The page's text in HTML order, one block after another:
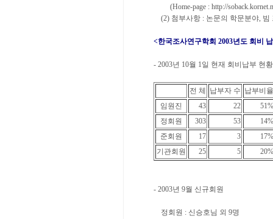
(Home-page : http://
(2) 첨부사항 : 논문의 학문분야, 빔
<한국조사연구학회 2003년도 회비
- 2003년 10월 1일 현재 회비납부 현황
전 체 납부자 수 납부비율
임원진
43 22
51%
정회원
303 53
14%
준회원
17 3
17%
기관회원
25 5 20%
- 2003년 9월 신규회원
정회원 : 신승호님 외 9명